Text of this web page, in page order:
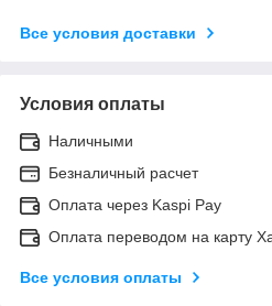
Все условия доставки
Условия оплаты
Наличными
Безналичный расчет
Оплата через Kaspi Pay
Оплата переводом на карту
Все условия оплаты